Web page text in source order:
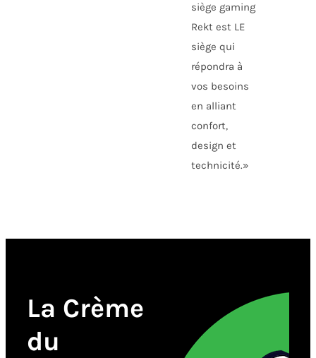
siège gaming
Rekt est LE
siège qui
répondra à
vos besoins
en alliant
confort,
design et
technicité.»
La Crème
du